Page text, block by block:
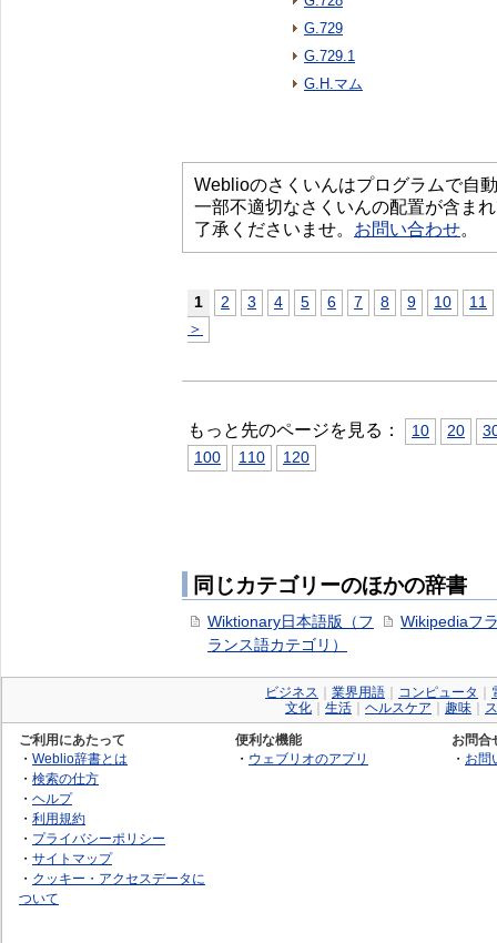
G.729
G.729.1
G.H.マム
Weblioのさくいんはプログラムで自
一部不適切なさくいんの配置が含ま
了承くださいませ。 お問い合わせ。
1 2 3 4 5 6 7 8 9 10
11
＞
もっと先のページを見る： 10 20
100
110 120
同じカテゴリーのほかの辞書
Wiktionary日本語版（フ
ランス語カテゴリ）
Wikipediaフ
ビジネス 業界用語 コンピュータ
文化
生活 ヘルスケア 趣味
ご利用にあたって
・ Weblio辞書とは
・ 検索の仕方
・ ヘルプ
・ 利用規約
・ プライバシーポリシー
・ サイトマップ
・ クッキー・アクセスデータに
ついて
便利な機能
・ ウェブリオのアプリ
お問合
・ お問